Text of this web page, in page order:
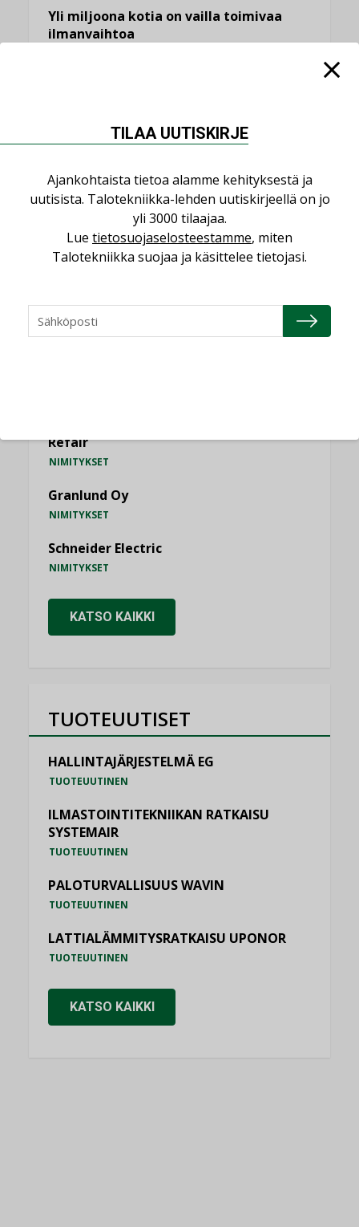
Yli miljoona kotia on vailla toimivaa
ilmanvaihtoa
jämähtänyt ajassa paikalleen
MIELIPIDE
KATSO KAIKKI
NIMITYKSET
Refair
NIMITYKSET
Granlund Oy
NIMITYKSET
Schneider Electric
NIMITYKSET
KATSO KAIKKI
TUOTEUUTISET
HALLINTAJÄRJESTELMÄ EG
TUOTEUUTINEN
ILMASTOINTITEKNIIKAN RATKAISU
SYSTEMAIR
TUOTEUUTINEN
PALOTURVALLISUUS WAVIN
TUOTEUUTINEN
LATTIALÄMMITYSRATKAISU UPONOR
TUOTEUUTINEN
KATSO KAIKKI
TILAA UUTISKIRJE
Ajankohtaista tietoa alamme kehityksestä ja
uutisista. Talotekniikka-lehden uutiskirjeellä on jo
yli 3000 tilaajaa.
Lue tietosuojaselosteestamme, miten
Talotekniikka suojaa ja käsittelee tietojasi.